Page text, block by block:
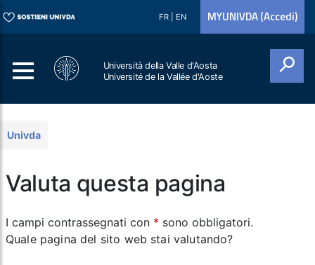
FR EN MYUNIVDA (Accedi)
Università della Valle d'Aosta
Université de la Vallée d'Aoste
Univda
Valuta questa pagina
I campi contrassegnati con * sono obbligatori.
Quale pagina del sito web stai valutando?